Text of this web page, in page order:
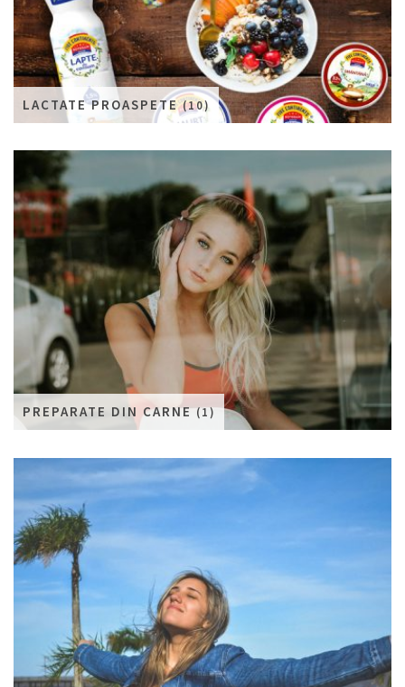
LACTATE PROASPETE(10)
PREPARATE DIN CARNE(1)